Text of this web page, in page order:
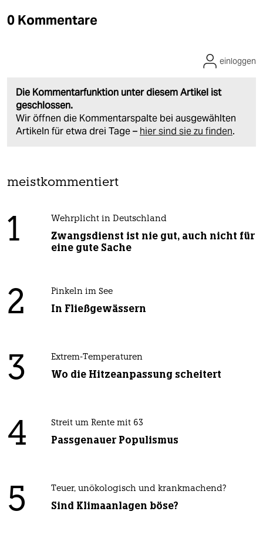
0 Kommentare
Die Kommentarfunktion unter diesem Artikel ist
geschlossen.
Wir öffnen die Kommentarspalte bei ausgewählten
Artikeln für etwa drei Tage – hier sind sie zu finden.
einloggen
meistkommentiert
1 Wehrplicht in Deutschland
Zwangsdienst ist nie gut, auch nicht für
eine gute Sache
2 Pinkeln im See
In Fließgewässern
3 Extrem-Temperaturen
Wo die Hitzeanpassung scheitert
4 Streit um Rente mit 63
Passgenauer Populismus
5 Teuer, unökologisch und krankmachend?
Sind Klimaanlagen böse?